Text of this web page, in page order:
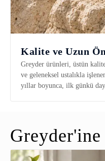
Kalite ve Uzun
Greyder ürünleri, üstün
ve geleneksel ustalıkla
yıllar boyunca, ilk günkü